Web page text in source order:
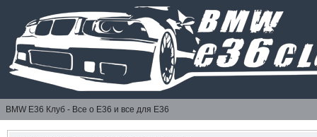
BMW E36 Клуб - Все о Е36 и все для Е36